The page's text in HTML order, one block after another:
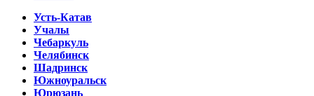
Усть-Катав
Учалы
Чебаркуль
Челябинск
Шадринск
Южноуральск
Юрюзань